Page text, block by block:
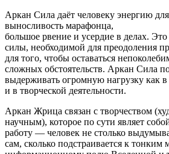
Аркан Сила даёт человеку энергию
выносливость марафонца,
большое рвение и усердие в делах.
силы, необходимой для преодоления
для того, чтобы оставаться
сложных обстоятельств. Аркан Сила
выдерживать огромную нагрузку как в
и в творческой деятельности.
Аркан Жрица связан с творчеством
научным), которое по сути являет
работу — человек не столько
сам, сколько подстраивается к тонким